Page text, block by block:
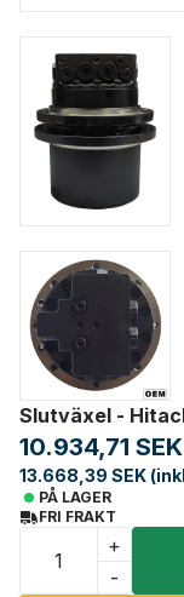
Slutväxel -
10.934,71 SEK
13.668,39 SEK
PÅ LAGER
FRI FRAKT
+
-